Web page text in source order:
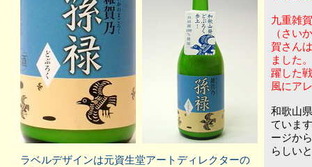
九重雑
（さい
賀さん
ました
躍した
風にア
和歌山
ていま
ージか
らしい
ラベルデザインは元資生堂アートディレクターの